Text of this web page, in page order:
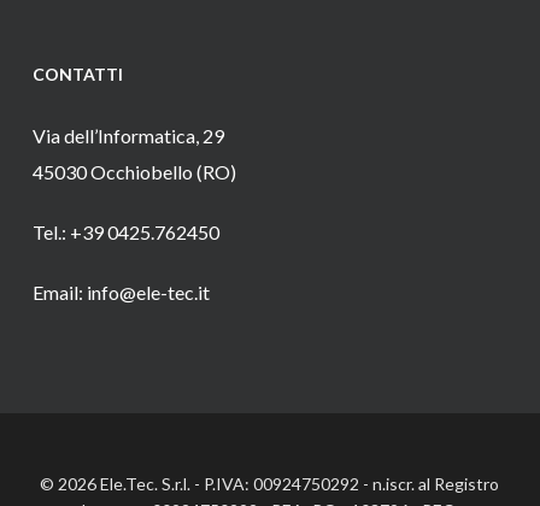
CONTATTI
Via dell’Informatica, 29
45030 Occhiobello (RO)
Tel.: +39 0425.762450
Email: info@ele-tec.it
© 2026 Ele.Tec. S.r.l. - P.IVA: 00924750292 - n.iscr. al Registro